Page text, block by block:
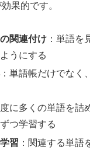
果的です。
関連付け ：単語を
うにする
：単語帳だけでなく
度に多くの単語を詰
つ学習する
習 ：関連する単語